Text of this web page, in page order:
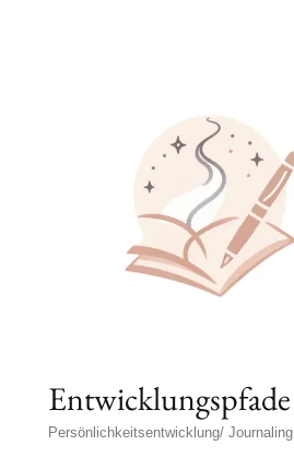
Entwicklungspfade
Persönlichkeitsentwicklung/ Journaling